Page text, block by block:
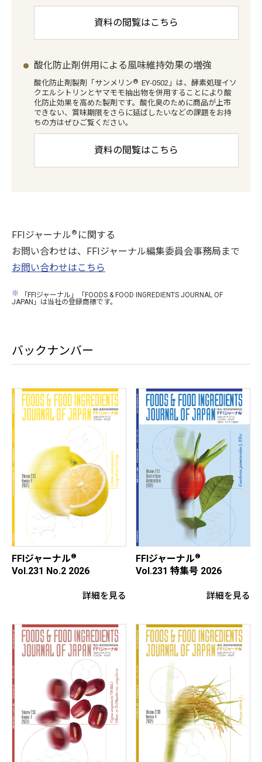
資料の閲覧はこちら
酸化防止剤併用による風味維持効果の増強
酸化防止剤製剤「サンメリン® EY-0502」は、酵素処理イソ
クエルシトリンとヤマモモ抽出物を併用することにより酸
化防止効果を高めた製剤です。酸化臭のために商品が上市
できない、賞味期限をさらに延ばしたいなどの課題をお持
ちの方はぜひご覧ください。
資料の閲覧はこちら
FFIジャーナル® に関する
お問い合わせは、FFIジャーナル編集委員会事務局まで
お問い合わせはこちら
※ 「FFIジャーナル」「FOODS & FOOD INGREDIENTS JOURNAL OF
JAPAN」は当社の登録商標です。
バックナンバー
FFIジャーナル®
Vol.231 No.2 2026
詳細を見る
FFIジャーナル®
Vol.231 特集号 2026
詳細を見る